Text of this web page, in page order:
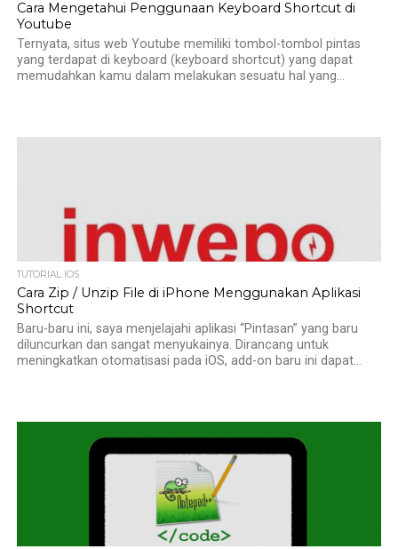
Cara Mengetahui Penggunaan Keyboard Shortcut di
Youtube
Ternyata, situs web Youtube memiliki tombol-tombol pintas
yang terdapat di keyboard (keyboard shortcut) yang dapat
memudahkan kamu dalam melakukan sesuatu hal yang...
TUTORIAL IOS
Cara Zip / Unzip File di iPhone Menggunakan Aplikasi
Shortcut
Baru-baru ini, saya menjelajahi aplikasi “Pintasan” yang baru
diluncurkan dan sangat menyukainya. Dirancang untuk
meningkatkan otomatisasi pada iOS, add-on baru ini dapat...